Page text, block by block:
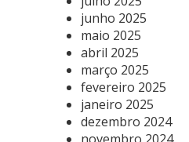
junho 2025
maio 2025
abril 2025
março 2025
fevereiro 2025
janeiro 2025
dezembro 2024